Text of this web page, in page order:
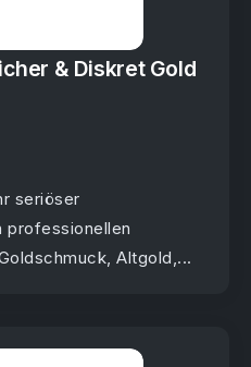
& Diskret Gold
seriöser
professionellen
Altgold,...